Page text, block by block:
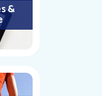
&